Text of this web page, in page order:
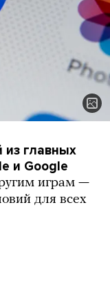
из главных
и Google
играм —
для всех